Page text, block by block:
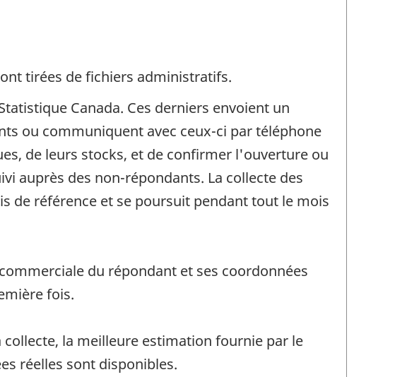
tirées de fichiers administratifs.
Canada. Ces derniers envoient un
ou communiquent avec ceux-ci par téléphone
de leurs stocks, et de confirmer l'ouverture ou
auprès des non-répondants. La collecte des
de référence et se poursuit pendant tout le mois
du répondant et ses coordonnées
fois.
la meilleure estimation fournie par le
réelles sont disponibles.